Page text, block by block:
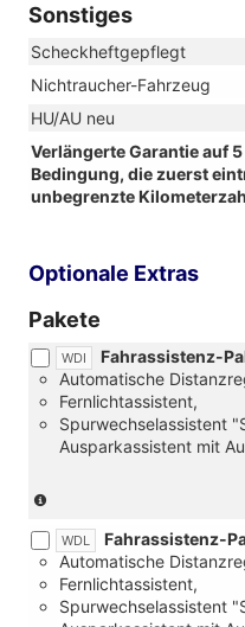
Sonstiges
Scheckheftgepflegt
Nichtraucher-Fahrzeug
HU/AU neu
Verlängerte Garantie auf
Bedingung, die zuerst
unbegrenzte
Optionale Extras
Pakete
WDI
Fahrassistenz-
Automatische
Fernlichtassistent,
Spurwechselassistent
Ausparkassistent mit
Verbindung
mit:
[PLH]
Smart
WDL
Fahrassistenz-
Automatische
Fernlichtassistent,
Spurwechselassistent